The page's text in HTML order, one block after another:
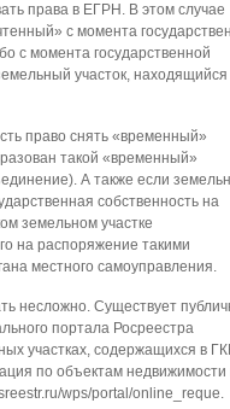
права в ЕГРН. В этом случае
с момента
с момента государственной
участок, находящийся
право снять «временный»
такой «временный»
А также если
собственность на
земельном участке
на распоряжение такими
местного самоуправления.
несложно. Существует
портала Росреестра
участках, содержащихся в
по объектам недвижимости
wps/portal/online_reque.